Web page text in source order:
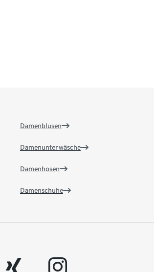
Damenblusen
Damenunterwäsche
Damenhosen
Damenschuhe
xing instagram